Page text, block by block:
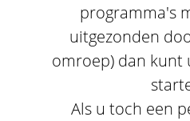
programma's
uitgezonden
omroep) dan kunt
Als u toch een